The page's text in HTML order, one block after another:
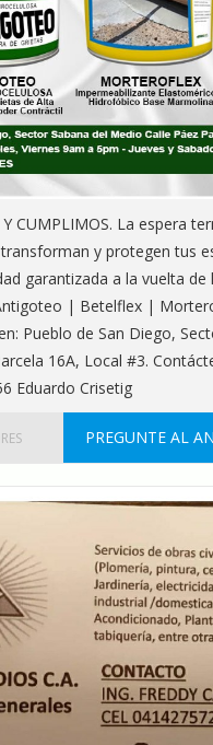
Y CUMPLIMOS. La espera
y protegen tus
garantizada a la vuelta de
| Betelflex |
Pueblo de San Diego,
16A, Local #3.
Eduardo Crisetig
PREGUNTE AL